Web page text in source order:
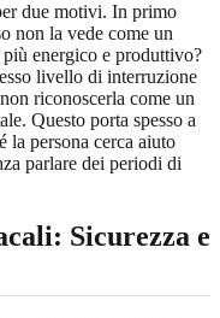
due motivi. In primo
non la vede come un
energico e produttivo?
livello di interruzione
riconoscerla come un
Questo porta spesso a
la persona cerca aiuto
parlare dei periodi di
Sicurezza e